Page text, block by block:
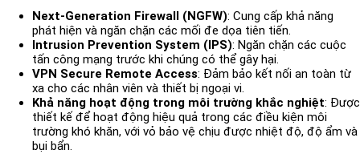
Next-Generation Firewall (NGFW): Cung cấp khả năng
phát hiện và ngăn chặn các mối đe dọa tiên tiến.
Intrusion Prevention System (IPS): Ngăn chặn các cuộc
tấn công mạng trước khi chúng có thể gây hại.
VPN Secure Remote Access: Đảm bảo kết nối an toàn từ
xa cho các nhân viên và thiết bị ngoại vi.
Khả năng hoạt động trong môi trường khắc nghiệt: Được
thiết kế để hoạt động hiệu quả trong các điều kiện môi
trường khó khăn, với vỏ bảo vệ chịu được nhiệt độ, độ ẩm và
bụi bẩn.